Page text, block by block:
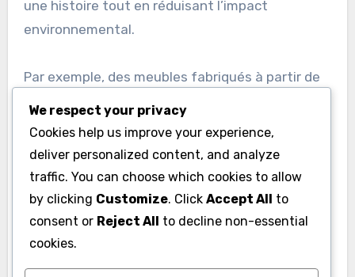
une histoire tout en réduisant l’impact
environnemental.
Par exemple, des meubles fabriqués à partir de
partir de bouteilles en verre recyclées sont des
choix populaires. Ces créations non seulement
embellissent les espaces, mais encouragent
également une approche éthique de la
consommation.
Lorsque vous envisagez d’utiliser des matériaux
We respect your privacy
Cookies help us improve your experience,
deliver personalized content, and analyze
traffic. You can choose which cookies to allow
by clicking Customize. Click Accept All to
consent or Reject All to decline non-essential
cookies.